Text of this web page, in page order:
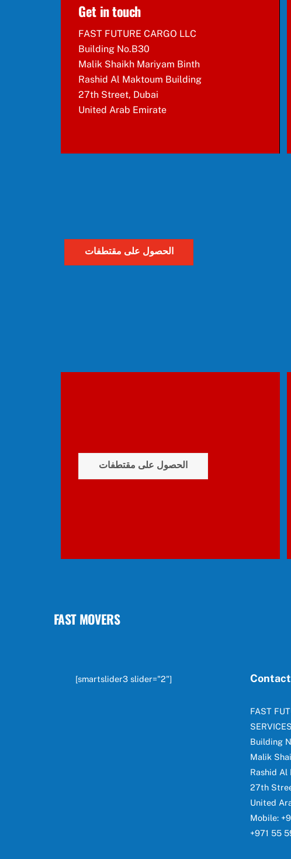
Get in touch
FAST FUTURE CARGO LLC
Building No.B30
Malik Shaikh Mariyam Binth
Rashid Al Maktoum Building
27th Street, Dubai
United Arab Emirate
الحصول على مقتطفات
الحصول على مقتطفات
FAST MOVERS
[smartslider3 slider="2"]
FAST
Building
Malik
Rashid
27th
United
Mobile:
+971 55